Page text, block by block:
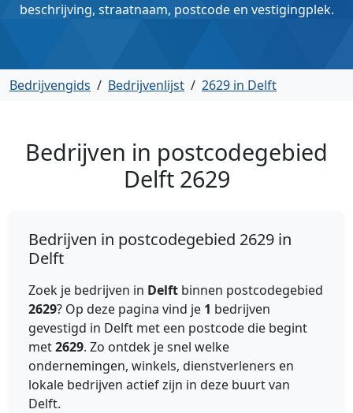
beschrijving, straatnaam, postcode en vestigingplek.
Bedrijvengids / Bedrijvenlijst / 2629 in Delft
Bedrijven in postcodegebied
Delft 2629
Bedrijven in postcodegebied 2629 in
Delft
Zoek je bedrijven in Delft binnen postcodegebied
2629? Op deze pagina vind je 1 bedrijven
gevestigd in Delft met een postcode die begint
met2629. Zo ontdek je snel welke
ondernemingen, winkels, dienstverleners en
lokale bedrijven actief zijn in deze buurt van
Delft.